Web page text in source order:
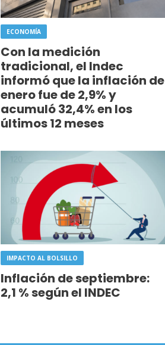
ECONOMÍA
Con la medición
tradicional, el Indec
informó que la inflación de
enero fue de 2,9% y
acumuló 32,4% en los
últimos 12 meses
IMPACTO AL BOLSILLO
Inflación de septiembre:
2,1 % según el INDEC